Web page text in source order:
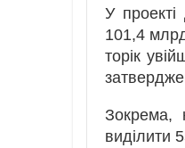
У
101,4
торік
Зокрема,
виділити